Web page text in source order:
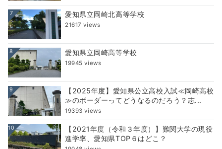
7 愛知県立岡崎北高等学校
21617 views
8 愛知県立岡崎高等学校
19945 views
9
【2025年度】愛知県公立高校入試≪岡崎高校
≫のボーダーってどうなるのだろう？志...
19393 views
10
【2021年度（令和３年度）】難関大学の現役
進学率、愛知県TOP６はどこ？